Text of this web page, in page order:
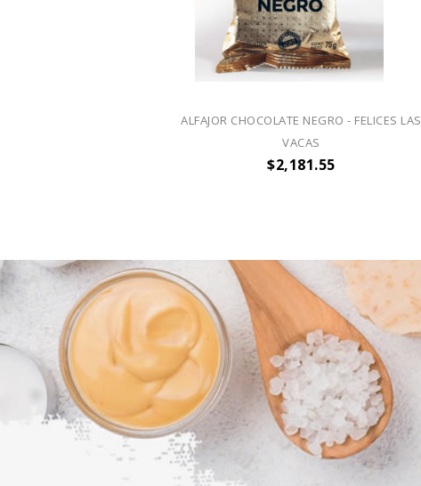
ALFAJOR CHOCOLATE NEGRO - FELICES LAS
VACAS
$2,181.55